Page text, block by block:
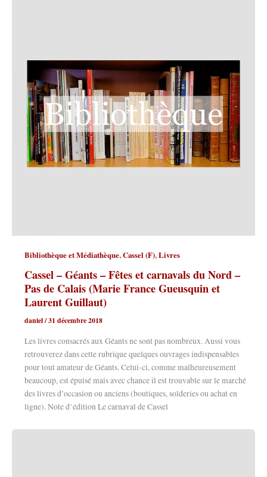
Bibliothèque et Médiathèque,Cassel (F),Livres
Cassel – Géants – Fêtes et carnavals du Nord –
Pas de Calais (Marie France Gueusquin et
Laurent Guillaut)
daniel/31 décembre 2018
Les livres consacrés aux Géants ne sont pas nombreux. Aussi vous
retrouverez dans cette rubrique quelques ouvrages indispensables
pour tout amateur de Géants. Celui-ci, comme malheureusement
beaucoup, est épuisé mais avec chance il est trouvable sur le marché
des livres d’occasion ou anciens (boutiques, solderies ou achat en
ligne). Note d’édition Le carnaval de Cassel